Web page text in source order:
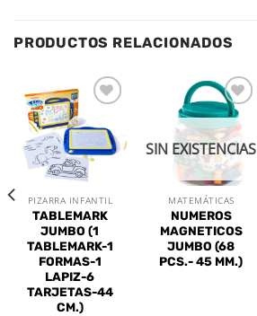
PRODUCTOS RELACIONADOS
Añadir
a la
lista de
deseos
PIZARRA INFANTIL
TABLEMARK
JUMBO (1
TABLEMARK-1
FORMAS-1
LAPIZ-6
TARJETAS-44
CM.)
Añadir
a la
lista de
deseos
SIN EXISTENCIAS
MATEMÁTICAS
NUMEROS
MAGNETICOS
JUMBO (68
PCS.- 45 MM.)